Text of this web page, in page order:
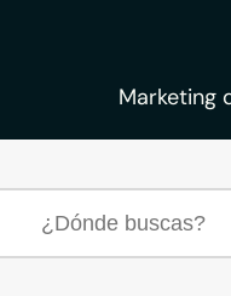
Marketing